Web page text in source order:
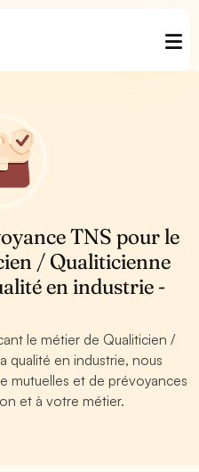
TNS pour le
/ Qualiticienne
en industrie -
le métier de Qualiticien /
qualité en industrie, nous
mutuelles et de prévoyances
et à votre métier.